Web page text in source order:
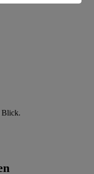
Blick.
Seite findest du